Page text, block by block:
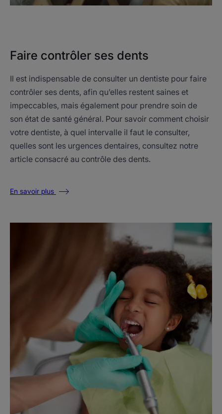
Faire contrôler ses dents
Il est indispensable de consulter un dentiste pour faire
contrôler ses dents, afin qu’elles restent saines et
impeccables, mais également pour prendre soin de
son état de santé général. Pour savoir comment choisir
votre dentiste, à quel intervalle il faut le consulter,
quelles sont les urgences dentaires, consultez notre
article consacré au contrôle des dents.
En savoir plus